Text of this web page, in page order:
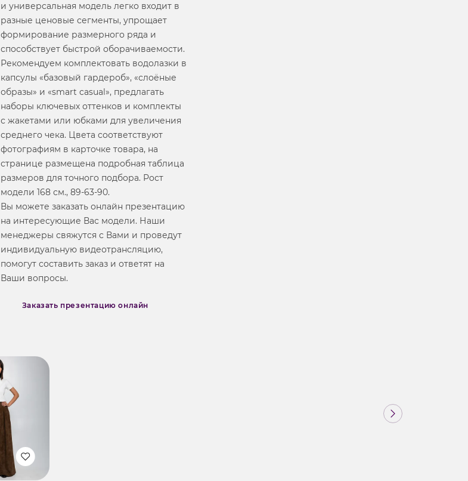
и универсальная модель легко входит в
разные ценовые сегменты, упрощает
формирование размерного ряда и
способствует быстрой оборачиваемости.
Рекомендуем комплектовать водолазки в
капсулы «базовый гардероб», «слоёные
образы» и «smart casual», предлагать
наборы ключевых оттенков и комплекты
с жакетами или юбками для увеличения
среднего чека. Цвета соответствуют
фотографиям в карточке товара, на
странице размещена подробная таблица
размеров для точного подбора. Рост
модели 168 см., 89-63-90.
Вы можете заказать онлайн презентацию
на интересующие Вас модели. Наши
менеджеры свяжутся с Вами и проведут
индивидуальную видеотрансляцию,
помогут составить заказ и ответят на
Ваши вопросы.
Заказать презентацию онлайн